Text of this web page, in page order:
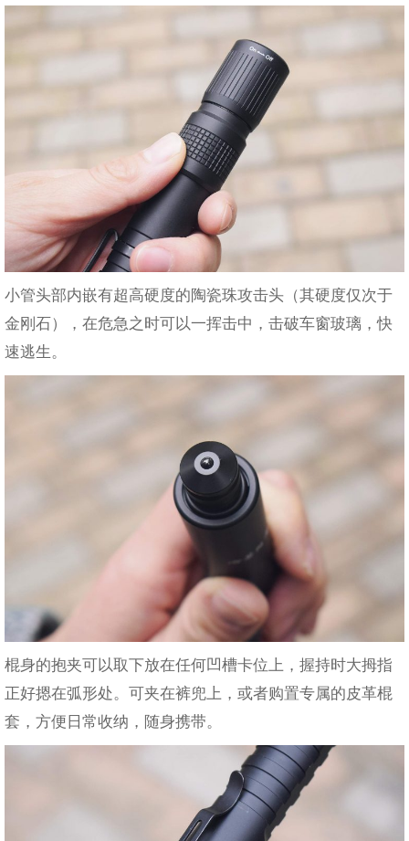
小管头部内嵌有超高硬度的陶瓷珠攻击头（其硬度仅次于
金刚石），在危急之时可以一挥击中，击破车窗玻璃，快
速逃生。
棍身的抱夹可以取下放在任何凹槽卡位上，握持时大拇指
正好摁在弧形处。可夹在裤兜上，或者购置专属的皮革棍
套，方便日常收纳，随身携带。